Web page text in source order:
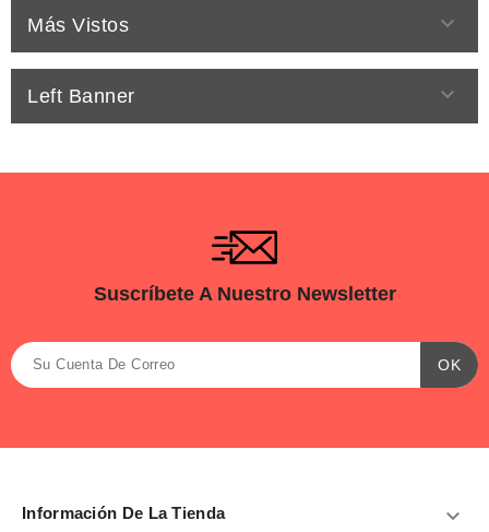
Más Vistos 
Left Banner 
Suscríbete A Nuestro Newsletter
Información De La Tienda 